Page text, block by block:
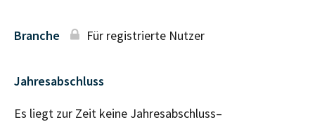
Branche Für registrierte Nutzer
Jahresabschluss
Es liegt zur Zeit keine Jahresabschluss–